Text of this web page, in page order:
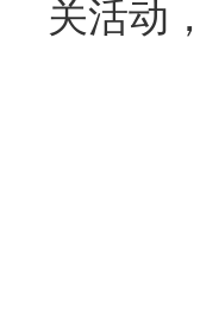
关活动